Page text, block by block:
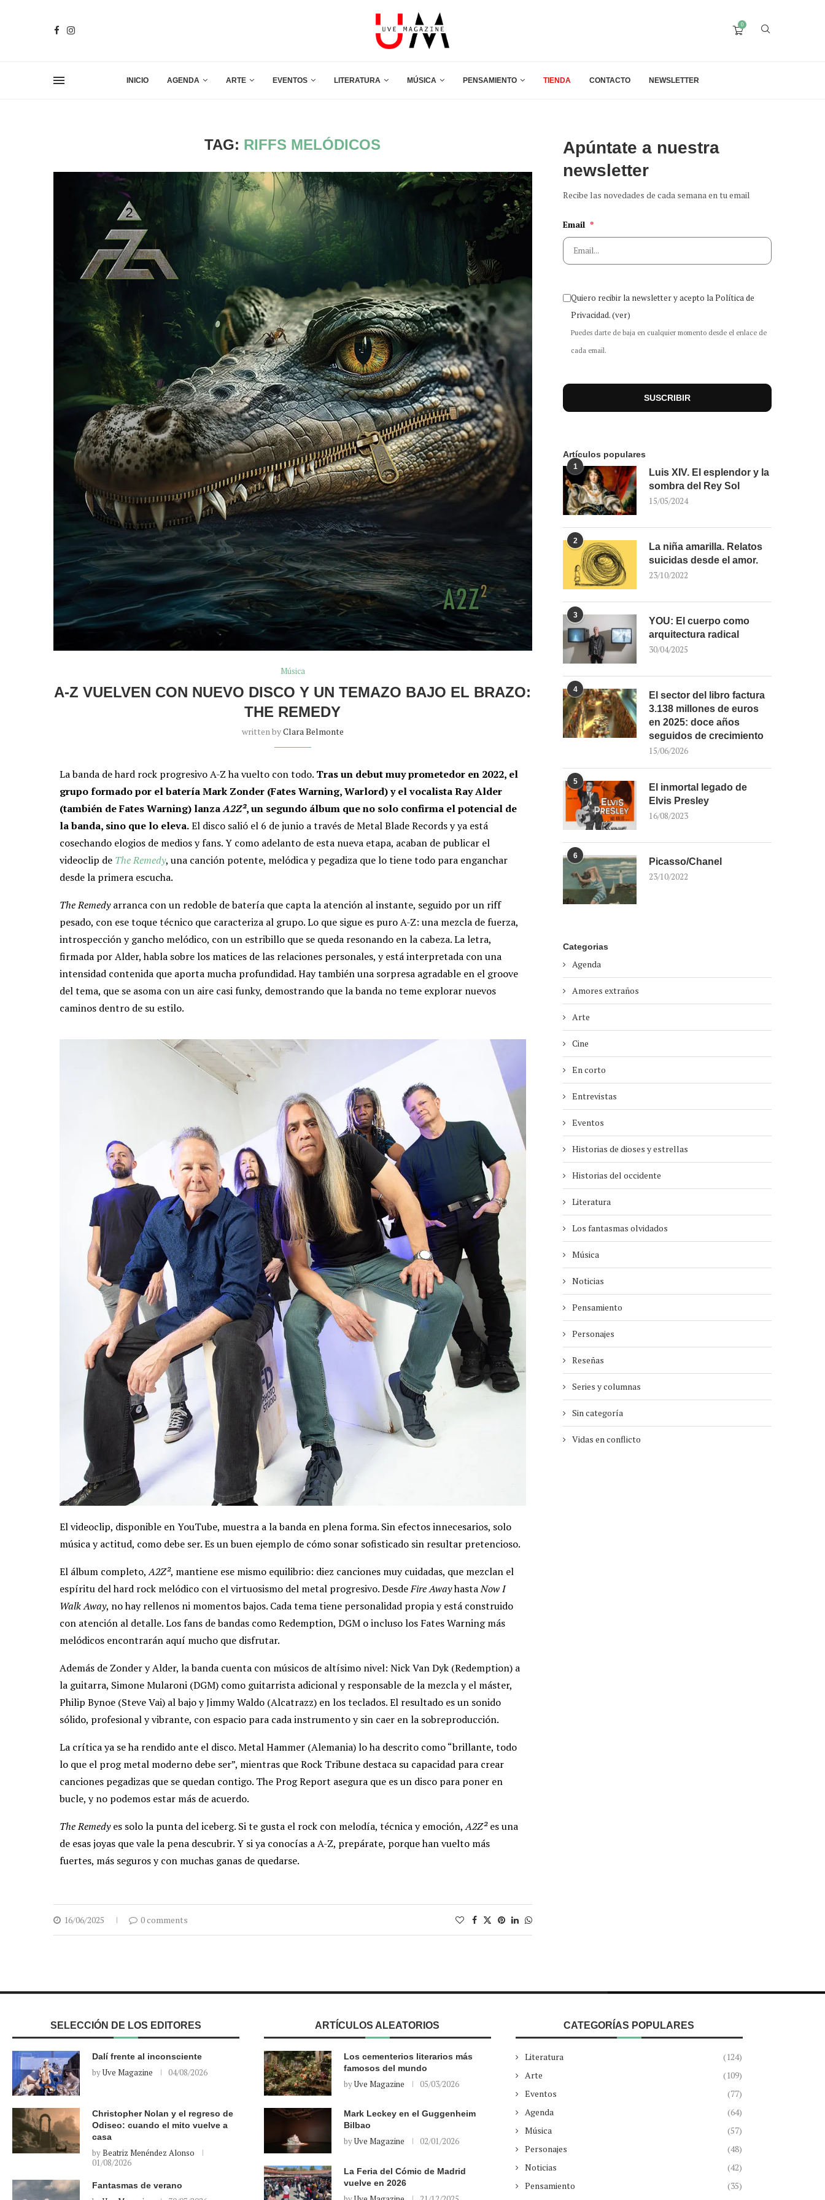
0
INICIO AGENDA ARTE EVENTOS LITERATURA MÚSICA PENSAMIENTO TIENDA CONTACTO NEWSLETTER
TAG: RIFFS MELÓDICOS
Música
A-Z VUELVEN CON NUEVO DISCO Y UN TEMAZO BAJO EL BRAZO:
THE REMEDY
written byClara Belmonte
La banda de hard rock progresivo A-Z ha vuelto con todo. Tras un debut muy prometedor en 2022, el
grupo formado por el batería Mark Zonder (Fates Warning, Warlord) y el vocalista Ray Alder
(también de Fates Warning) lanzaA2Z², un segundo álbum que no solo confirma el potencial de
la banda, sino que lo eleva.El disco salió el 6 de junio a través de Metal Blade Records y ya está
cosechando elogios de medios y fans. Y como adelanto de esta nueva etapa, acaban de publicar el
videoclip de The Remedy, una canción potente, melódica y pegadiza que lo tiene todo para enganchar
desde la primera escucha.
The Remedyarranca con un redoble de batería que capta la atención al instante, seguido por un riff
pesado, con ese toque técnico que caracteriza al grupo. Lo que sigue es puro A-Z: una mezcla de fuerza,
introspección y gancho melódico, con un estribillo que se queda resonando en la cabeza. La letra,
firmada por Alder, habla sobre los matices de las relaciones personales, y está interpretada con una
intensidad contenida que aporta mucha profundidad. Hay también una sorpresa agradable en el groove
del tema, que se asoma con un aire casi funky, demostrando que la banda no teme explorar nuevos
caminos dentro de su estilo.
El videoclip, disponible en YouTube, muestra a la banda en plena forma. Sin efectos innecesarios, solo
música y actitud, como debe ser. Es un buen ejemplo de cómo sonar sofisticado sin resultar pretencioso.
El álbum completo,A2Z², mantiene ese mismo equilibrio: diez canciones muy cuidadas, que mezclan el
espíritu del hard rock melódico con el virtuosismo del metal progresivo. DesdeFire AwayhastaNow I
Walk Away, no hay rellenos ni momentos bajos. Cada tema tiene personalidad propia y está construido
con atención al detalle. Los fans de bandas como Redemption, DGM o incluso los Fates Warning más
melódicos encontrarán aquí mucho que disfrutar.
Además de Zonder y Alder, la banda cuenta con músicos de altísimo nivel: Nick Van Dyk (Redemption) a
la guitarra, Simone Mularoni (DGM) como guitarrista adicional y responsable de la mezcla y el máster,
Philip Bynoe (Steve Vai) al bajo y Jimmy Waldo (Alcatrazz) en los teclados. El resultado es un sonido
sólido, profesional y vibrante, con espacio para cada instrumento y sin caer en la sobreproducción.
La crítica ya se ha rendido ante el disco. Metal Hammer (Alemania) lo ha descrito como “brillante, todo
lo que el prog metal moderno debe ser”, mientras que Rock Tribune destaca su capacidad para crear
canciones pegadizas que se quedan contigo. The Prog Report asegura que es un disco para poner en
bucle, y no podemos estar más de acuerdo.
The Remedyes solo la punta del iceberg. Si te gusta el rock con melodía, técnica y emoción,A2Z²es una
de esas joyas que vale la pena descubrir. Y si ya conocías a A-Z, prepárate, porque han vuelto más
fuertes, más seguros y con muchas ganas de quedarse.
16/06/2025 0 comments
Apúntate a nuestra
newsletter
Recibe las novedades de cada semana en tu email
Email *
Quiero recibir la newsletter y acepto la Política de
Privacidad.(ver)
Puedes darte de baja en cualquier momento desde el enlace de
cada email.
Artículos populares
1
Luis XIV. El esplendor y la
sombra del Rey Sol
15/05/2024
2
La niña amarilla. Relatos
suicidas desde el amor.
23/10/2022
3
YOU: El cuerpo como
arquitectura radical
30/04/2025
4
El sector del libro factura
3.138 millones de euros
en 2025: doce años
seguidos de crecimiento
15/06/2026
5
El inmortal legado de
Elvis Presley
16/08/2023
6
Picasso/Chanel
23/10/2022
Categorias
Agenda
Amores extraños
Arte
Cine
En corto
Entrevistas
Eventos
Historias de dioses y estrellas
Historias del occidente
Literatura
Los fantasmas olvidados
Música
Noticias
Pensamiento
Personajes
Reseñas
Series y columnas
Sin categoría
Vidas en conflicto
SELECCIÓN DE LOS EDITORES
Dalí frente al inconsciente
byUve Magazine 04/08/2026
Christopher Nolan y el regreso de
Odiseo: cuando el mito vuelve a
casa
byBeatriz Menéndez Alonso
01/08/2026
Fantasmas de verano
ARTÍCULOS ALEATORIOS
Los cementerios literarios más
famosos del mundo
byUve Magazine 05/03/2026
Mark Leckey en el Guggenheim
Bilbao
byUve Magazine 02/01/2026
La Feria del Cómic de Madrid
vuelve en 2026
CATEGORÍAS POPULARES
Literatura
(124)
Arte
(109)
Eventos
(77)
Agenda
(64)
Música
(57)
Personajes
(48)
Noticias
(42)
Pensamiento
(35)